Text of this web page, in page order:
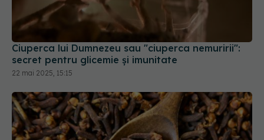
Ciuperca lui Dumnezeu sau "ciuperca nemuririi":
secret pentru glicemie și imunitate
22 mai 2025, 15:15